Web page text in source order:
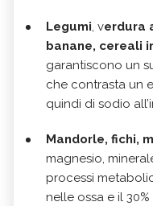
Legumi, verdura
banane, cereali
garantiscono un
che contrasta un
quindi di sodio
Mandorle, fichi,
magnesio,
processi
nelle ossa e il